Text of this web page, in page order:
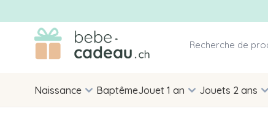
Allez au contenu
Naissance BaptêmeJouet 1 an Jouets 2 ans